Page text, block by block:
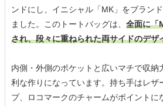
ンドにし、イニシャル「MK」をブラン
ました。このトートバッグは、 全面に「
され、段々に重ねられた両サイドのデザ
内側・外側のポケットと広いマチで収納
利な作りになっています。持ち手はレザ
プ、ロコマークのチャームがポイントに